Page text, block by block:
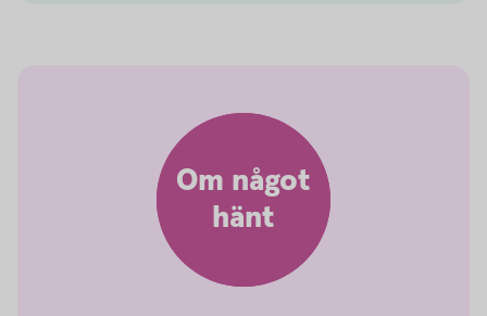
Om något
hänt